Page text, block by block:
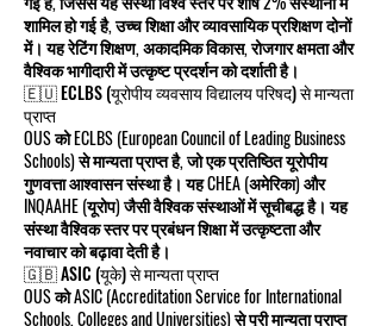
शामिल हो गई है, उच्च शिक्षा और व्यावसायिक प्रशिक्षण दोनों
में। यह रेटिंग शिक्षण, अकादमिक विकास, रोजगार क्षमता और
वैश्विक भागीदारी में उत्कृष्ट प्रदर्शन को दर्शाती है।
🇪🇺 ECLBS (यूरोपीय व्यवसाय विद्यालय परिषद) से मान्यता
प्राप्त
OUS को ECLBS (European Council of Leading Business
Schools) से मान्यता प्राप्त है, जो एक प्रतिष्ठित यूरोपीय
गुणवत्ता आश्वासन संस्था है। यह CHEA (अमेरिका) और
INQAAHE (यूरोप) जैसी वैश्विक संस्थाओं में सूचीबद्ध है। यह
संस्था वैश्विक स्तर पर प्रबंधन शिक्षा में उत्कृष्टता और
नवाचार को बढ़ावा देती है।
🇬🇧 ASIC (यूके) से मान्यता प्राप्त
OUS को ASIC (Accreditation Service for International
Schools, Colleges and Universities) से पूरी मान्यता प्राप्त